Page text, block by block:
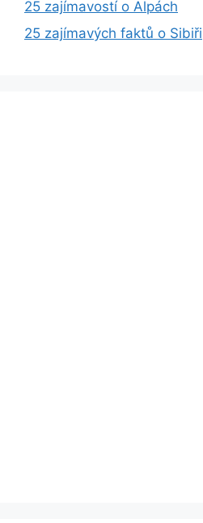
25 zajímavostí o Alpách
25 zajímavých faktů o Sibiři